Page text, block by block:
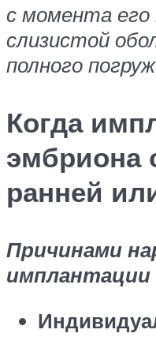
с момента его
слизистой
полного
Когда
эмбриона
ранней
Причинами